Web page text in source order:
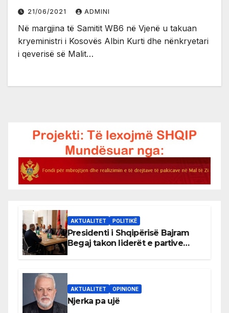
21/06/2021 ADMINI
Në margjina të Samitit WB6 në Vjenë u takuan
kryeministri i Kosovës Albin Kurti dhe nënkryetari
i qeverisë së Malit…
AKTUALITET POLITIKË
Presidenti i Shqipërisë Bajram
Begaj takon liderët e partive
AKTUALITET OPINIONE
Njerka pa ujë